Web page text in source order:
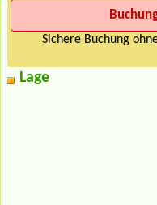
Sichere Buchung
Lage